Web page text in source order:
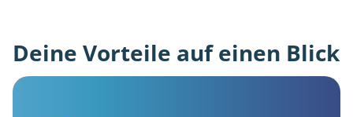
Deine Vorteile auf einen Blick